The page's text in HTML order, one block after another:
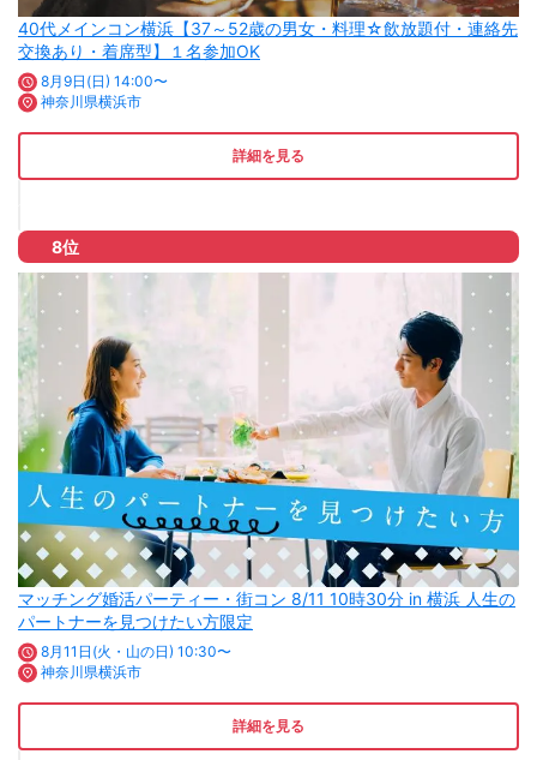
40代メインコン横浜【37～52歳の男女・料理☆飲放題付・連絡先
交換あり・着席型】１名参加OK
8月9日(日) 14:00〜
神奈川県横浜市
詳細を見る
8位
マッチング婚活パーティー・街コン 8/11 10時30分 in 横浜 人生の
パートナーを見つけたい方限定
8月11日(火・山の日) 10:30〜
神奈川県横浜市
詳細を見る